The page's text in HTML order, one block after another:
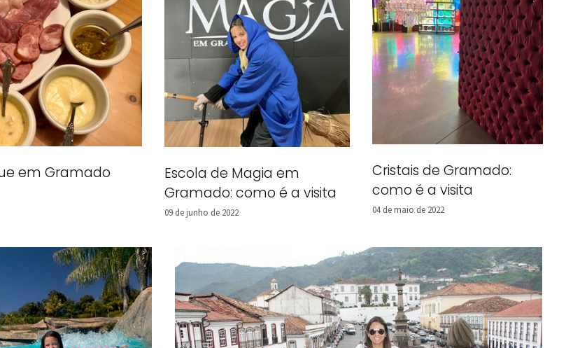
em Gramado
Escola de Magia em
Gramado: como é a visita
09 de junho de 2022
Cristais de Gramado:
como é a visita
04 de maio de 2022